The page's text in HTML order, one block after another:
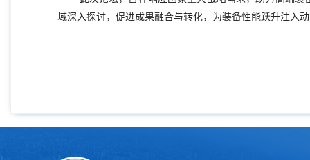
域深入探讨，促进成果融合与转化，为装备性能跃升注入